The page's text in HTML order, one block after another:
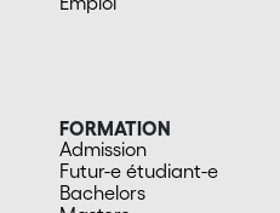
FORMATION
Admission
Futur-e étudiant-e
Bachelors